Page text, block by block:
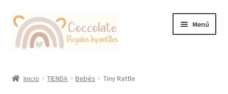
Ir
la
Ir
contenido
Menú
Inicio TIENDA Bebés Tiny Rattle